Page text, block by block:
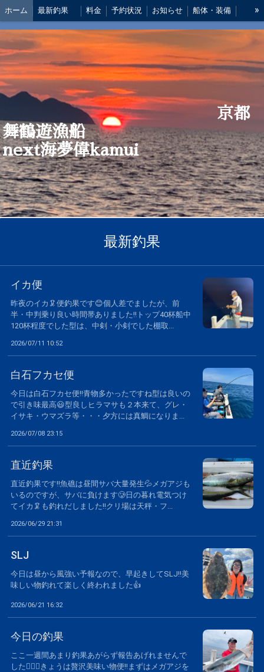
ホーム 最新釣果 料金 予約状況 お知らせ 船体・装備
船長 あいさつ アクセス 仕掛け
»
京都
舞鶴遊漁船
next海夢偉kamui
最新釣果
イカ便
昨夜のイカ🦑便釣果です😊個人差でましたが、前
半・中判乗り良い時間帯ありました‼️トップ40杯船中
120杯程度でした型は、中剣・小剣でした棚取...
2026/07/11 10:52
白石フカセ便
今日は白石フカセ便‼️青物多かったですね型は良いの
で引き味最高😃型良しヒラマサも２本来て、グレ・
イサキ・ウマズラ等・・・夕方には真鯛になりま...
2026/07/08 23:15
直近釣果
直近釣果です‼️魚礁は昼間サバ大量発生💦メガアジも
いるのですが、サバに負けます🥲日の暮れ電気つけ
てイカ🦑も釣れだしました‼️クリ場は天秤・フ...
2026/06/29 21:31
SLJ
今日は昼から風強い予報なので、早起きしてSLJ‼️美
味しい物釣れて楽しく終われました👍
2026/06/21 16:32
今日の釣果
ここ一週間あまり釣果あがらず報告あげれませんで
した🙇🏻‍♂️きょうは贅沢美味い物便‼️まずはメガアジを